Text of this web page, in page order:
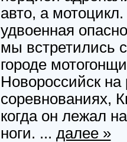
авто, а
удвоенная
мы встретились
городе
Новороссийск
соревнованиях,
когда он лежал
ноги. ... далее »